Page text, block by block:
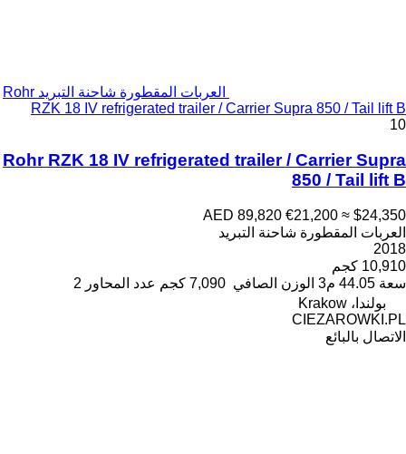
العربات المقطورة شاحنة التبريد Rohr
RZK 18 IV refrigerated trailer / Carrier Supra 850 / Tail lift B
10
Rohr RZK 18 IV refrigerated trailer / Carrier Supra
850 / Tail lift B
AED 89,820 €21,200 ≈ $24,350
العربات المقطورة شاحنة التبريد
2018
10,910 كجم
سعة 44.05 م3 الوزن الصافي 7,090 كجم عدد المحاور 2
بولندا، Krakow
CIEZAROWKI.PL
الاتصال بالبائع